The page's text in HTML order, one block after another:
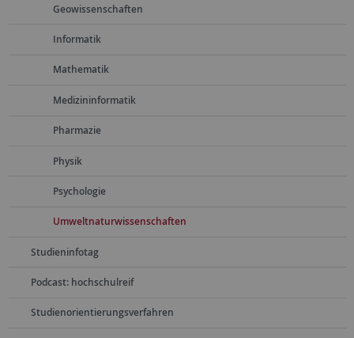
Geowissenschaften
Informatik
Mathematik
Medizininformatik
Pharmazie
Physik
Psychologie
Umweltnaturwissenschaften
Studieninfotag
Podcast: hochschulreif
Studienorientierungsverfahren